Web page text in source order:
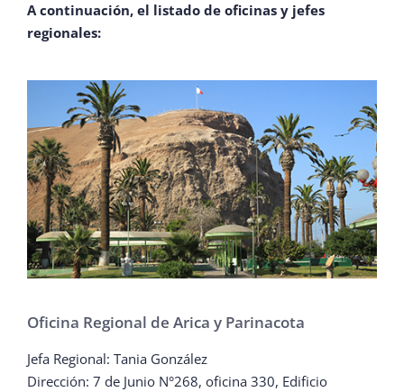
A continuación, el listado de oficinas y jefes
regionales:
Oficina Regional de Arica y Parinacota
Jefa Regional: Tania González
Dirección: 7 de Junio N°268, oficina 330, Edificio